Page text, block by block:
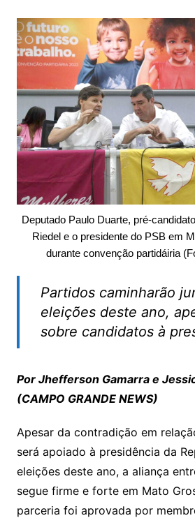
Deputado Paulo Duarte, pré-
Riedel e o presidente do PSB em
durante convenção partidáiria
Partidos caminharão
eleições deste ano,
sobre candidatos à
Por Jhefferson Gamarra e
(CAMPO GRANDE NEWS)
Apesar da contradição em
será apoiado à presidência da
eleições deste ano, a aliança
segue firme e forte em Mato
parceria foi aprovada por